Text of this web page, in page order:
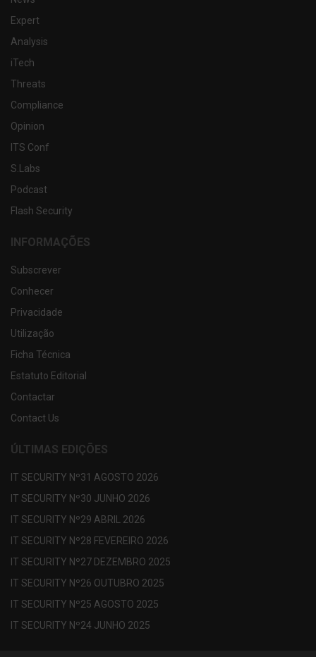
Expert
Analysis
iTech
Threats
Compliance
Opinion
ITS Conf
S.Labs
Podcast
Flash Security
INFORMAÇÕES
Subscrever
Conhecer
Privacidade
Utilização
Ficha Técnica
Estatuto Editorial
Contactar
Contact Us
ÚLTIMAS EDIÇÕES
IT SECURITY Nº31 AGOSTO 2026
IT SECURITY Nº30 JUNHO 2026
IT SECURITY Nº29 ABRIL 2026
IT SECURITY Nº28 FEVEREIRO 2026
IT SECURITY Nº27 DEZEMBRO 2025
IT SECURITY Nº26 OUTUBRO 2025
IT SECURITY Nº25 AGOSTO 2025
IT SECURITY Nº24 JUNHO 2025